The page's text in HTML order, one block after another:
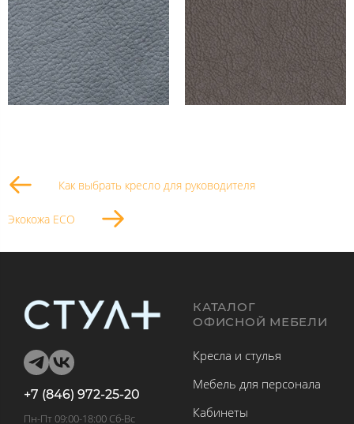
Как выбрать кресло для руководителя
Экокожа ECO
+7 (846) 972-25-20
Пн-Пт 09:00-18:00 Сб-Вс
КАТАЛОГ
ОФИСНОЙ МЕБЕЛИ
Кресла и стулья
Мебель для персонала
Кабинеты